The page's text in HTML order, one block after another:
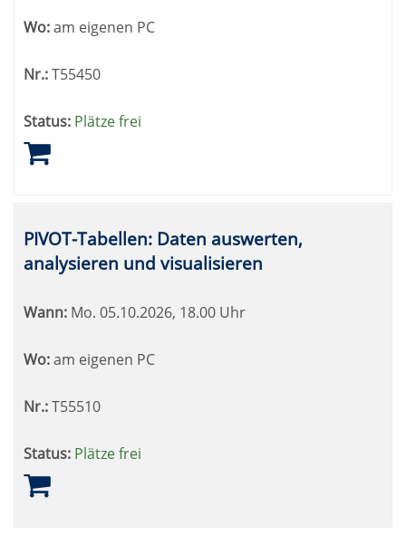
Wo:am eigenen PC
Nr.:T55450
Status: Plätze frei
PIVOT-Tabellen: Daten auswerten,
analysieren und visualisieren
Wann: Mo. 05.10.2026, 18.00 Uhr
Wo:am eigenen PC
Nr.:T55510
Status: Plätze frei